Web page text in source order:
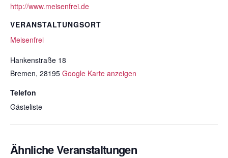
http://www.meisenfrei.de
VERANSTALTUNGSORT
Meisenfrei
Hankenstraße 18
Bremen, 28195 Google Karte anzeigen
Telefon
Gästeliste
Ähnliche Veranstaltungen